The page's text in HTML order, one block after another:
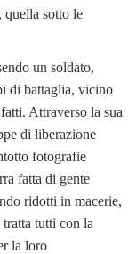
sotto le
un soldato,
di battaglia, vicino
Attraverso la sua
di liberazione
fotografie
fatta di gente
ridotti in macerie,
tutti con la
la loro